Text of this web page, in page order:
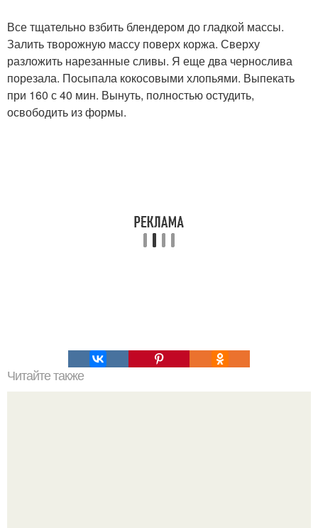
Все тщательно взбить блендером до гладкой массы.
Залить творожную массу поверх коржа. Сверху
разложить нарезанные сливы. Я еще два чернослива
порезала. Посыпала кокосовыми хлопьями. Выпекать
при 160 с 40 мин. Вынуть, полностью остудить,
освободить из формы.
Читайте также